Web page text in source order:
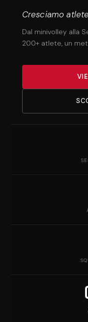
Cresciamo
Dal minivolley alla
200+ atlete, un